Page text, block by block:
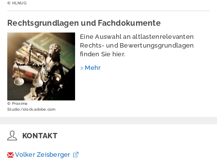
e
rt
e
P
u
b
a
ti
n
e
n
© HLNUG
Rechtsgrundlagen und Fachdokumente
© Proxima
Studio/stock.adobe.com
Eine Auswahl an altlastenrelevanten
Rechts- und Bewertungsgrundlagen
finden Sie hier.
Mehr
KONTAKT
Volker Zeisberger